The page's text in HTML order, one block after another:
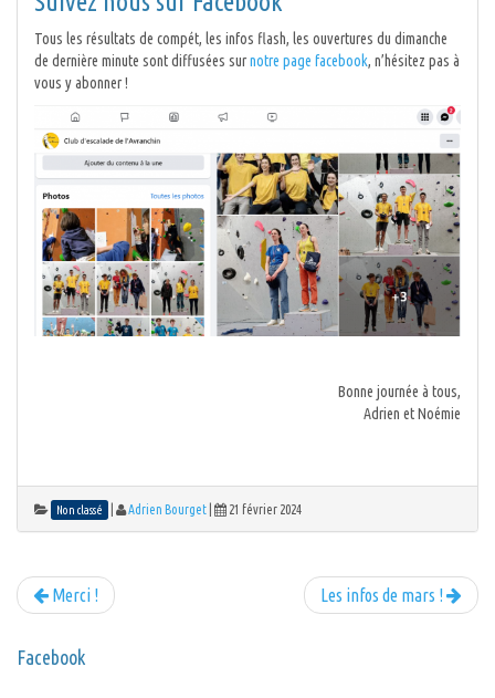
Tous les résultats de compét, les infos flash, les ouvertures du dimanche
de dernière minute sont diffusées surnotre page facebook, n’hésitez pas à
vous y abonner !
Bonne journée à tous,
Adrien et Noémie
Non classé Adrien Bourget 21 février 2024
Les infos de mars !
Merci !
Facebook